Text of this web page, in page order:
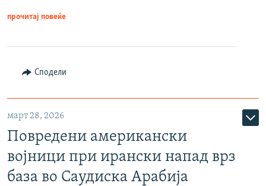
прочитај повеќе
Сподели
март 28, 2026
Повредени американски
војници при ирански напад врз
база во Саудиска Арабија